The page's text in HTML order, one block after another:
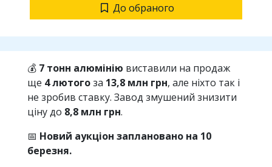
До обраного
💰 7 тонн алюмінію виставили на продаж
ще 4 лютогоза 13,8 млн грн, але ніхто так і
не зробив ставку. Завод змушений знизити
ціну до 8,8 млн грн.
📅 Новий аукціон заплановано на 10
березня.